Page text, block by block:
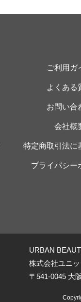
ご利用ガ
よくある
お問い合
会社概
特定商取引法に
プライバシー
URBAN
株式会社ユニッ
〒541-0045 大